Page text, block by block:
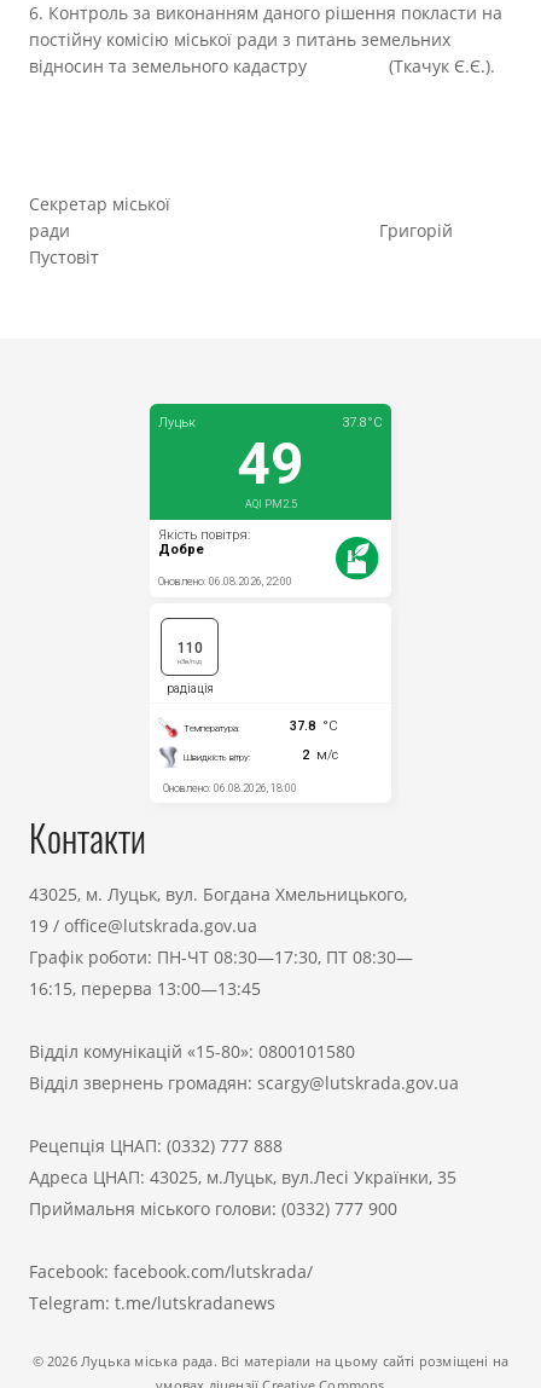
6. Контроль за виконанням даного рішення покласти на
постійну комісію міської ради з питань земельних
відносин та земельного кадастру (Ткачук Є.Є.).
Секретар міської
ради Григорій
Пустовіт
Контакти
43025, м. Луцьк, вул. Богдана Хмельницького,
19 / office@lutskrada.gov.ua
Графік роботи: ПН-ЧТ 08:30—17:30, ПТ 08:30—
16:15, перерва 13:00—13:45
Відділ комунікацій «15-80»: 0800101580
Відділ звернень громадян: scargy@lutskrada.gov.ua
Рецепція ЦНАП: (0332) 777 888
Адреса ЦНАП: 43025, м.Луцьк, вул.Лесі Українки, 35
Приймальня міського голови: (0332) 777 900
Facebook: facebook.com/lutskrada/
Telegram: t.me/lutskradanews
© 2026 Луцька міська рада. Всі матеріали на цьому сайті розміщені на